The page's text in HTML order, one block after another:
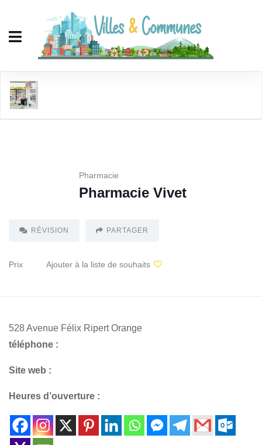
Pharmacie
Pharmacie Vivet
RÉVISION PARTAGER
Prix Ajouter à la liste de souhaits
528 Avenue Félix Ripert Orange
téléphone :
Site web :
Heures d’ouverture :